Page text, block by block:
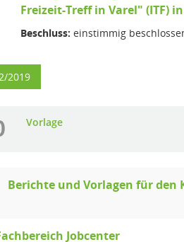
Freizeit-Treff in Varel" (ITF)
Beschluss: einstimmig
2019
Vorlage
Berichte und Vorlagen für den
Jobcenter